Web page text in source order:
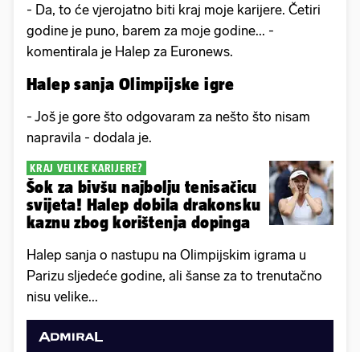
- Da, to će vjerojatno biti kraj moje karijere. Četiri
godine je puno, barem za moje godine... -
komentirala je Halep za Euronews.
Halep sanja Olimpijske igre
- Još je gore što odgovaram za nešto što nisam
napravila - dodala je.
KRAJ VELIKE KARIJERE?
Šok za bivšu najbolju tenisačicu
svijeta! Halep dobila drakonsku
kaznu zbog korištenja dopinga
Halep sanja o nastupu na Olimpijskim igrama u
Parizu sljedeće godine, ali šanse za to trenutačno
nisu velike...